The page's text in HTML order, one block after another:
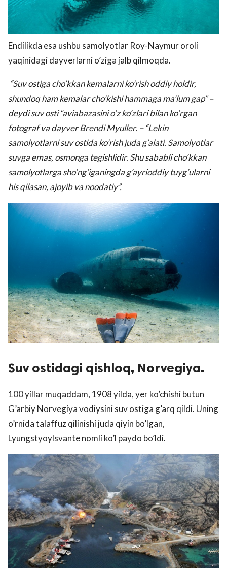
Endilikda esa ushbu samolyotlar Roy-Naymur oroli
yaqinidagi dayverlarni o’ziga jalb qilmoqda.
“Suv ostiga cho’kkan kemalarni ko’rish oddiy holdir,
shundoq ham kemalar cho’kishi hammaga ma’lum gap” –
deydi suv osti “aviabazasini o’z ko’zlari bilan ko’rgan
fotograf va dayver Brendi Myuller. – “Lekin
samolyotlarni suv ostida ko’rish juda g’alati. Samolyotlar
suvga emas, osmonga tegishlidir. Shu sababli cho’kkan
samolyotlarga sho’ng’iganingda g’ayrioddiy tuyg’ularni
his qilasan, ajoyib va noodatiy”.
Suv ostidagi qishloq, Norvegiya.
100 yillar muqaddam, 1908 yilda, yer ko’chishi butun
G’arbiy Norvegiya vodiysini suv ostiga g’arq qildi. Uning
o’rnida talaffuz qilinishi juda qiyin bo’lgan,
Lyungstyoylsvante nomli ko’l paydo bo’ldi.